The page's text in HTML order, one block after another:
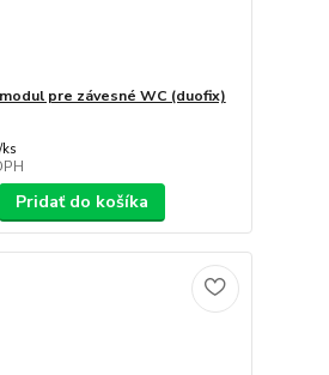
pre závesné WC (duofix)
ks
Pridať do košíka